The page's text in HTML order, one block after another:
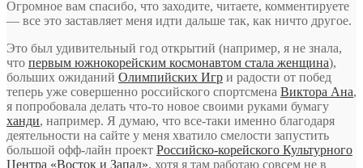
Огромное вам спасибо, что заходите, читаете, комментируете
— все это заставляет меня идти дальше так, как ничто другое.
Это был удивительный год открытий (например, я не знала,
что первым южнокорейским космонавтом стала женщина),
больших ожиданий Олимпийских Игр и радости от побед
теперь уже совершенно российского спортсмена Виктора Ана,
я попробовала делать что-то новое своими руками бумагу
ханди, например. Я думаю, что все-таки именно благодаря
деятельности на сайте у меня хватило смелости запустить
большой офф-лайн проект Российско-корейского Культурного
Центра «Восток и Запад», хотя я там работаю совсем не в